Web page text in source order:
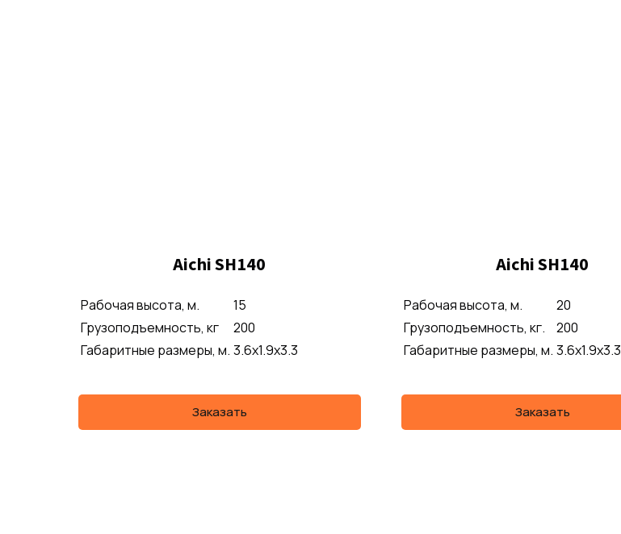
Aichi SH140
Рабочая высота, м.
15
Грузоподъемность, кг
200
Габаритные размеры, м. 3.6x1.9x3.3
Заказать
Aichi SH140
Рабочая высота, м.
20
Грузоподъемность, кг.
200
Габаритные размеры, м. 3.6x1.9x3.3
Заказать